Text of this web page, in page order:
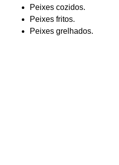
Peixes cozidos.
Peixes fritos.
Peixes grelhados.